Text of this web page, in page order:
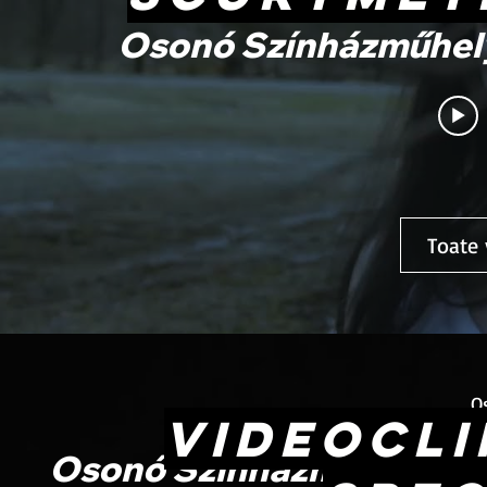
Osonó
Toate
Osonó Színházműhely -